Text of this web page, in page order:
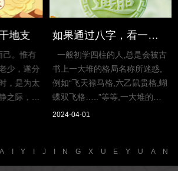
地支
己。惟有
少，遂分
，是为太
之际，是
，而五行
如果通过八字，看一个人的富贵贫穷
一般初学四柱的人,总是会被古
书上一大堆的格局名称所迷惑,
例如“飞天禄马格,六乙鼠贵格,蝴
蝶双飞格…..”等等,一大堆的格
局名称,令人愈看...
2024-04-01
A Y J N G X U E Y U A N